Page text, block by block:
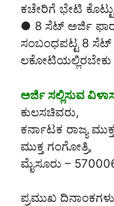
ಕಚೇರಿಗೆ ಭೇಟಿ
● 8 ಸೆಟ್ ಅರ್ಜಿ
ಸಂಬಂಧಪಟ್ಟ 8 ಸೆಟ್
ಲಕೋಟಿಯಲ್ಲಿರಬೇಕು
ಅರ್ಜಿ ಸಲ್ಲಿಸುವ
ಕುಲಸಚಿವರು,
ಕರ್ನಾಟಕ ರಾಜ್ಯ
ಮುಕ್ತ ಗಂಗೋತ್ರಿ,
ಮೈಸೂರು –
ಪ್ರಮುಖ